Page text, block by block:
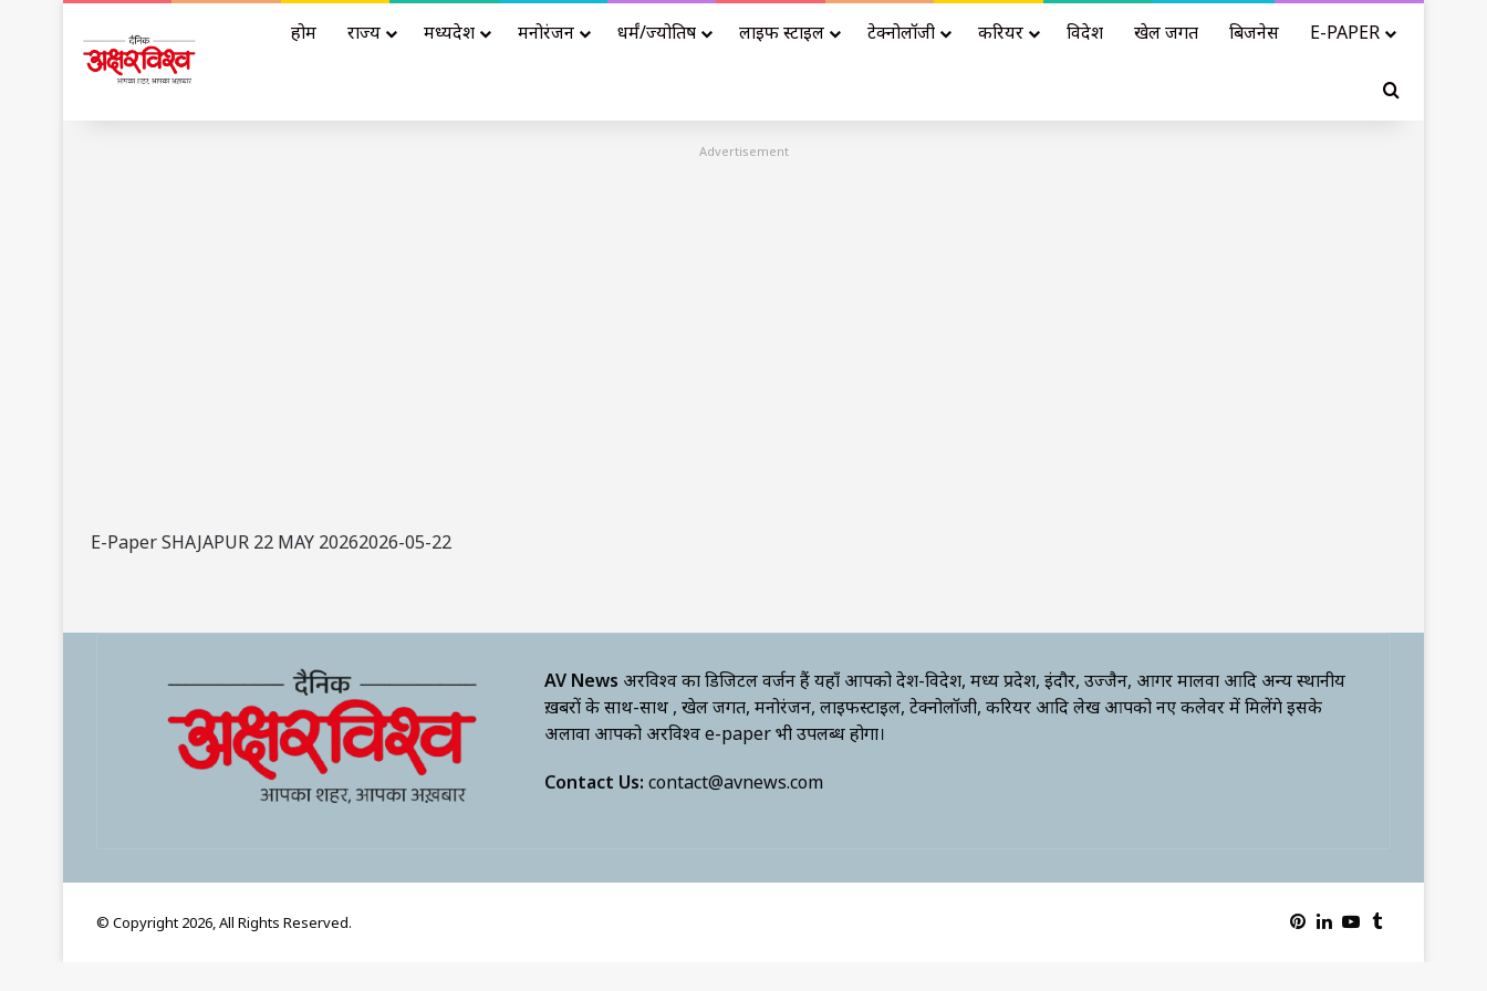
होम राज्य मध्यप्रदेश मनोरंजन धर्मं/ज्योतिष लाइफ स्टाइल टेक्नोलॉजी करियर विदेश खेल जगत बिजनेस E-PAPER
Search for
Advertisement
E-Paper SHAJAPUR 22 MAY 20262026-05-22
AV News अक्षरविश्व का डिजिटल वर्जन हैं यहाँ आपको देश-विदेश, मध्य प्रदेश, इंदौर, उज्जैन, आगर मालवा आदि अन्य स्थानीय
ख़बरों के साथ-साथ , खेल जगत, मनोरंजन, लाइफस्टाइल, टेक्नोलॉजी, करियर आदि लेख आपको नए कलेवर में मिलेंगे इसके
अलावा आपको अक्षरविश्व e-paper भी उपलब्ध होगा।
Contact Us: contact@avnews.com
© Copyright 2026, All Rights Reserved. Pinterest
LinkedIn
YouTube